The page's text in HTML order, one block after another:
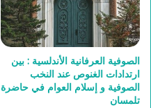
الصوفية العرفانية الأندلسية : بين
ارتدادات الغنوص عند النخب
الصوفية و إسلام العوام في حاضرة
تلمسان